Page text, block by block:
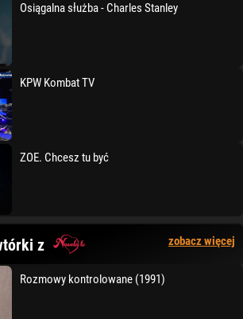
Osiągalna służba - Charles Stanley
KPW Kombat TV
ZOE. Chcesz tu być
z zobacz więcej
Rozmowy kontrolowane (1991)